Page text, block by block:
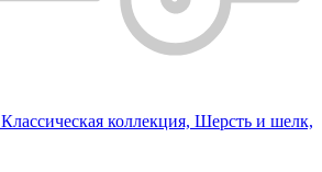
Классическая коллекция, Шерсть и шелк,